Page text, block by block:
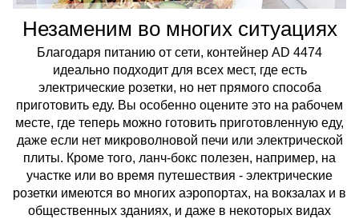
Незаменим во многих ситуациях
Благодаря питанию от сети, контейнер AD 4474
идеально подходит для всех мест, где есть
электрические розетки, но нет прямого способа
приготовить еду. Вы особенно оцените это на рабочем
месте, где теперь можно готовить приготовленную еду,
даже если нет микроволновой печи или электрической
плиты. Кроме того, ланч-бокс полезен, например, на
участке или во время путешествия - электрические
розетки имеются во многих аэропортах, на вокзалах и в
общественных зданиях, и даже в некоторых видах